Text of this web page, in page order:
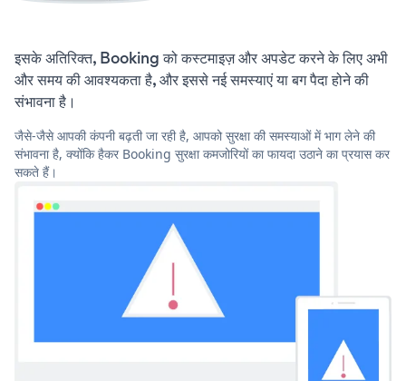
इसके अतिरिक्त, Booking को कस्टमाइज़ और अपडेट करने के लिए अभी
और समय की आवश्यकता है, और इससे नई समस्याएं या बग पैदा होने की
संभावना है।
जैसे-जैसे आपकी कंपनी बढ़ती जा रही है, आपको सुरक्षा की समस्याओं में भाग लेने की
संभावना है, क्योंकि हैकर Booking सुरक्षा कमजोरियों का फायदा उठाने का प्रयास कर
सकते हैं।